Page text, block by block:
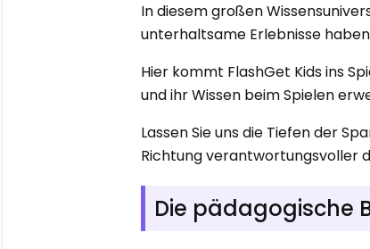
In diesem großen
unterhaltsame Erlebnisse
Hier kommt FlashGet Kids ins
und ihr Wissen beim Spielen
Lassen Sie uns die Tiefen der
Richtung verantwortungsvoller
Die pädagogische